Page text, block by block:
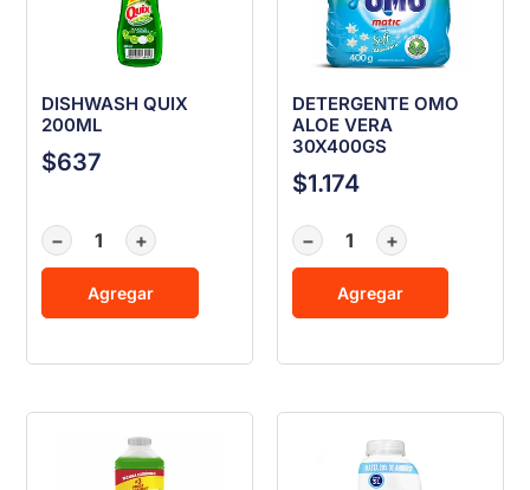
DISHWASH QUIX
200ML
$637
− +
Agregar
DETERGENTE OMO
ALOE VERA
30X400GS
$1.174
− +
Agregar